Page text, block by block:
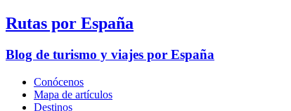
Rutas por España
Blog de turismo y viajes por España
Conócenos
Mapa de artículos
Destinos